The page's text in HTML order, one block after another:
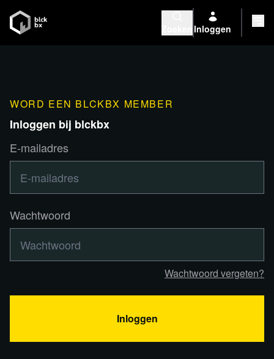
Inloggen
WORD EEN BLCKBX MEMBER
Inloggen bij blckbx
E-mailadres
Wachtwoord
Wachtwoord vergeten?
Inloggen